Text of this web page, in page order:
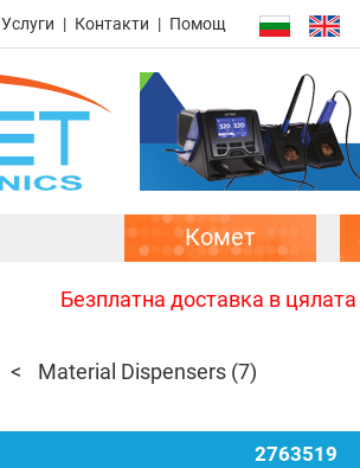
Услуги Контакти Помощ
Комет
Безплатна доставка в
Material Dispensers (7)
2763519